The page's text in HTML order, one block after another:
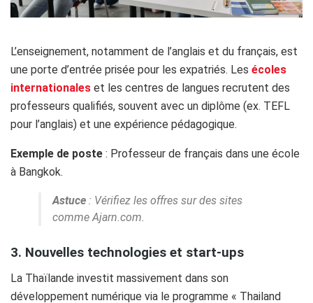
L’enseignement, notamment de l’anglais et du français, est
une porte d’entrée prisée pour les expatriés. Les écoles
internationales et les centres de langues recrutent des
professeurs qualifiés, souvent avec un diplôme (ex. TEFL
pour l’anglais) et une expérience pédagogique.
Exemple de poste : Professeur de français dans une école
à Bangkok.
Astuce : Vérifiez les offres sur des sites
comme Ajarn.com.
3. Nouvelles technologies et start-ups
La Thaïlande investit massivement dans son
développement numérique via le programme « Thailand